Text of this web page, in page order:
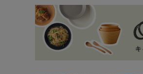
- 小皿
- 中皿・取り皿・ケーキ皿
- 大皿
- カレー・パスタ皿
基本の食器特集
和食器セット
こども食器セット
- ～2,999円
- 3,000円～4,999円
- 5,000円～9,999円